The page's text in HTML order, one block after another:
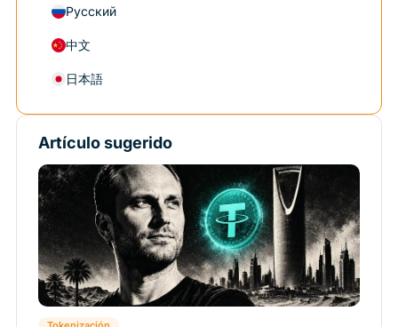
Русский
中文
日本語
Artículo sugerido